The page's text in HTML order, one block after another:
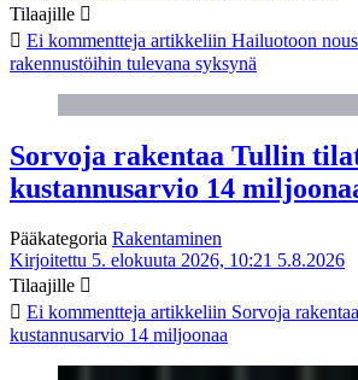
Tilaajille
Ei kommentteja artikkeliin Hailuotoon
rakennustöihin tulevana syksynä
Sorvoja rakentaa Tullin
kustannusarvio 14
Pääkategoria Rakentaminen
Kirjoitettu 5. elokuuta 2026, 10:21 5.8.2026
Tilaajille
Ei kommentteja artikkeliin Sorvoja
kustannusarvio 14 miljoonaa